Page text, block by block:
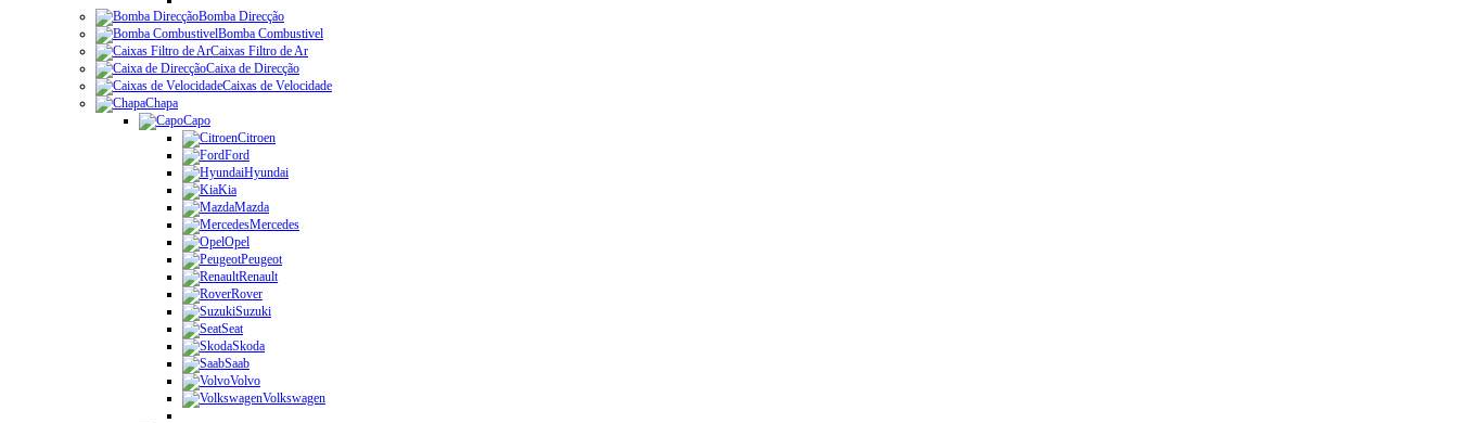
Bomba Direcção
Bomba Combustivel
Caixas Filtro de Ar
Caixa de Direcção
Caixas de Velocidade
Chapa
Capo
Citroen
Ford
Hyundai
Kia
Mazda
Mercedes
Opel
Peugeot
Renault
Rover
Suzuki
Seat
Skoda
Saab
Volvo
Volkswagen